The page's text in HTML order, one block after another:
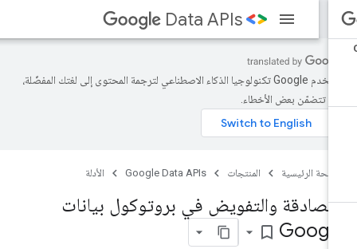
Data APIs
تستخدم Google تكنولوجيا الذكاء الاصطناعي لترجمة المحتوى إلى لغتك المفضّلة،
تتضمّن بعض الأخطاء.
الرئيسية المنتجات Google Data APIs الأدلة
والتفويض في بروتوكول بيانات
bookmark_border